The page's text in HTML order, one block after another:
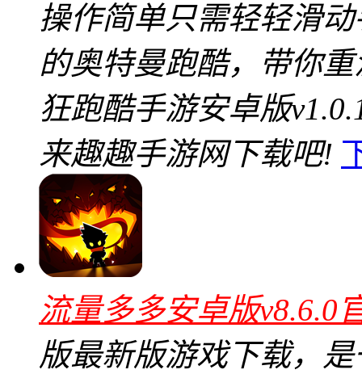
操作简单只需轻轻滑
的奥特曼跑酷，带你
狂跑酷手游安卓版
来趣趣手游网下载吧!
流量多多安卓版v8.6.0
版最新版游戏下载，